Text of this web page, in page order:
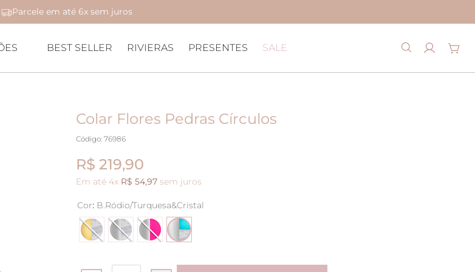
Parcele em até 6x sem juros
BEST SELLER RIVIERAS PRESENTES SALE
Colar Flores Pedras Círculos
Código: 76986
R$ 219,90
Em até 4x R$ 54,97 sem juros
Cor: B.Ródio/Turquesa&Cristal